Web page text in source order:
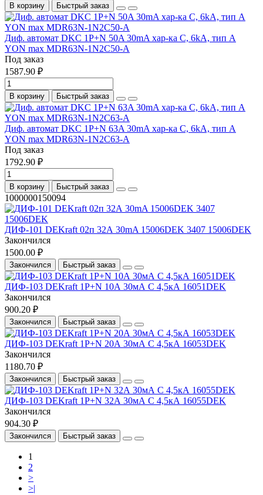
В корзину Быстрый заказ
Диф. автомат DKC 1P+N 50A 30mA хар-ка C, 6kA, тип А
YON max MDR63N-1N2C50-A
Под заказ
1587.90 ₽
В корзину Быстрый заказ
Диф. автомат DKC 1P+N 63A 30mA хар-ка C, 6kA, тип А
YON max MDR63N-1N2C63-A
Под заказ
1792.90 ₽
В корзину Быстрый заказ
1000000150094
ДИФ-101 DEKraft 02п 32А 30mA 15006DEK 3407 15006DEK
Закончился
1500.00 ₽
Закончился Быстрый заказ
ДИФ-103 DEKraft 1Р+N 10А 30мА С 4,5кА 16051DEK
Закончился
900.20 ₽
Закончился Быстрый заказ
ДИФ-103 DEKraft 1Р+N 20А 30мА С 4,5кА 16053DEK
Закончился
1180.70 ₽
Закончился Быстрый заказ
ДИФ-103 DEKraft 1Р+N 32А 30мА С 4,5кА 16055DEK
Закончился
904.30 ₽
Закончился Быстрый заказ
1
2
>
>|